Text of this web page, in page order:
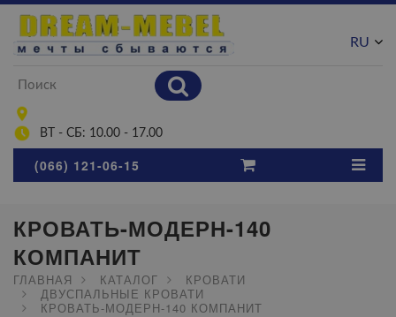
ВТ - СБ: 10.00 - 17.00
RU
(066) 121-06-15
КРОВАТЬ-МОДЕРН-140
КОМПАНИТ
ГЛАВНАЯ КАТАЛОГ
КРОВАТИ
ДВУСПАЛЬНЫЕ КРОВАТИ
КРОВАТЬ-МОДЕРН-140 КОМПАНИТ